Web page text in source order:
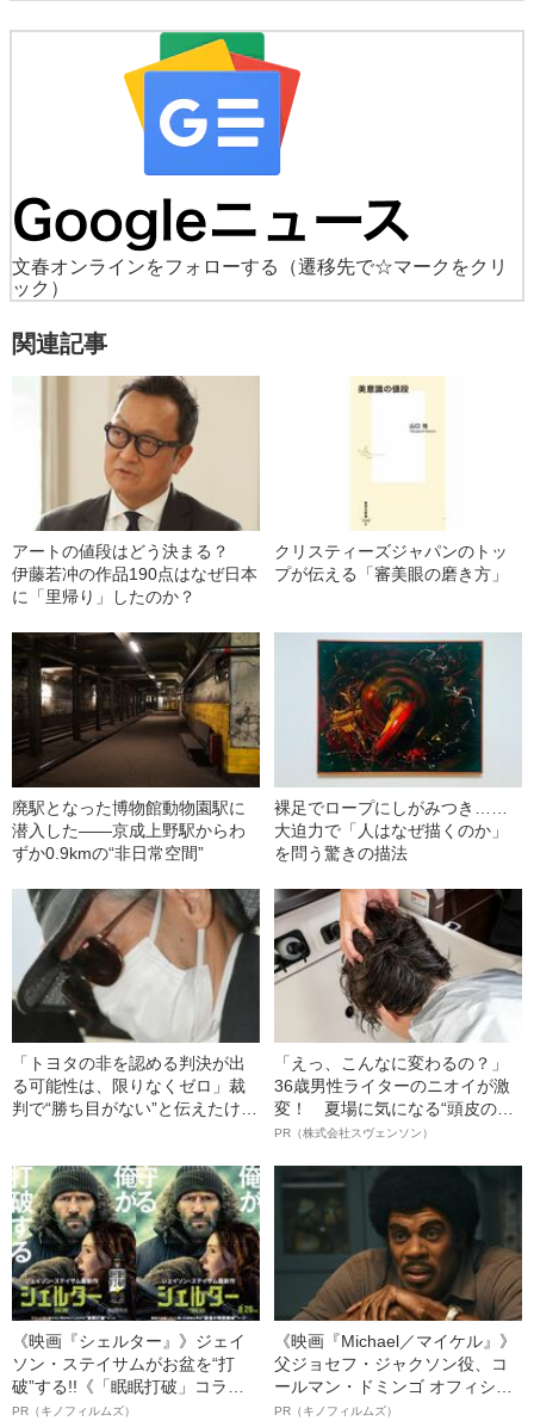
文春オンラインをフォローする
（遷移先で☆マークをクリ
ック）
関連記事
アートの値段はどう決まる？
伊藤若冲の作品190点はなぜ日本
に「里帰り」したのか？
クリスティーズジャパンのトッ
プが伝える「審美眼の磨き方」
廃駅となった博物館動物園駅に
潜入した――京成上野駅からわ
ずか0.9kmの“非日常空間”
裸足でロープにしがみつき……
大迫力で「人はなぜ描くのか」
を問う驚きの描法
「トヨタの非を認める判決が出
る可能性は、限りなくゼロ」裁
判で“勝ち目がない”と伝えたけれ
の葛藤」
「えっ、こんなに変わるの？」
36歳男性ライターのニオイが激
変！ 夏場に気になる“頭皮のニ
オイ”や“ベタつき”を解消す
ト”が生み出した徹底ケアとは
PR（株式会社スヴェンソン）
《映画『シェルター』》ジェイ
ソン・ステイサムがお盆を“打
破”する!!《「眠眠打破」コラ
ボ》
PR（キノフィルムズ）
《映画『Michael／マイケル』》
父ジョセフ・ジャクソン役、コ
ールマン・ドミンゴ オフィシャ
ルインタビュー“観客を魅了した
PR（キノフィルムズ）